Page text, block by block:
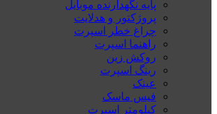
پایه نگهدارنده موبایل
پروژکتور و هدلایت
چراغ خطر اسپرت
راهنما اسپرت
روکش زین
رینگ اسپرت
عینک
فیس ماسک
کیلومتر اسپرت